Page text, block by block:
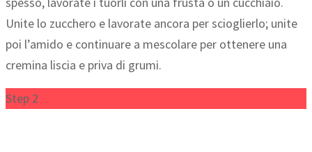
Unite lo zucchero e lavorate ancora per scioglierlo; unite
poi l’amido e continuare a mescolare per ottenere una
cremina liscia e priva di grumi.
Step 2